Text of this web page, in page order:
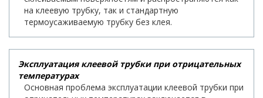
на клеевую трубку, так и стандартную
термоусаживаемую трубку без клея.
Эксплуатация клеевой трубки при отрицательных
температурах
Основная проблема эксплуатации клеевой трубки при